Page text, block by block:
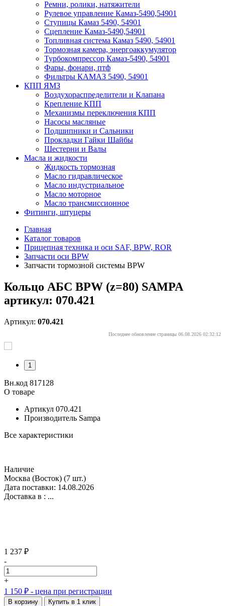
Ремни, ролики, натяжители
Рулевое управление Камаз-5490,54901
Ступицы Камаз 5490, 54901
Сцепление Камаз-5490,54901
Топливная система Камаз 5490, 54901
Тормозная камера, энергоаккумулятор
Турбокомпрессор Камаз-5490, 54901
Фары, фонари, птф
Фильтры КАМАЗ 5490, 54901
КПП ЯМЗ
Воздухораспределители и Клапана
Крепление КПП
Механизмы переключения КПП
Насосы масляные
Подшипники и Сальники
Прокладки Гайки Шайбы
Шестерни и Валы
Масла и жидкости
Жидкость тормозная
Масло гидравлическое
Масло индустриальное
Масло моторное
Масло трансмиссионное
Фитинги, штуцеры
Главная
Каталог товаров
Прицепная техника и оси SAF, BPW, ROR
Запчасти оси BPW
Запчасти тормозной системы BPW
Кольцо АБС BPW (z=80) SAMPA
артикул: 070.421
Артикул: 070.421
Последнее обновление страницы 06.08.2026 02:32:12
1
Вн.код 817128
О товаре
Артикул 070.421
Производитель Sampa
Все характеристики
Наличие
Москва (Восток) (7 шт.)
Дата поставки: 14.08.2026
Доставка в : ...
1 237 ₽
-
+
1 150 ₽ - цена при регистрации
В корзину Купить в 1 клик